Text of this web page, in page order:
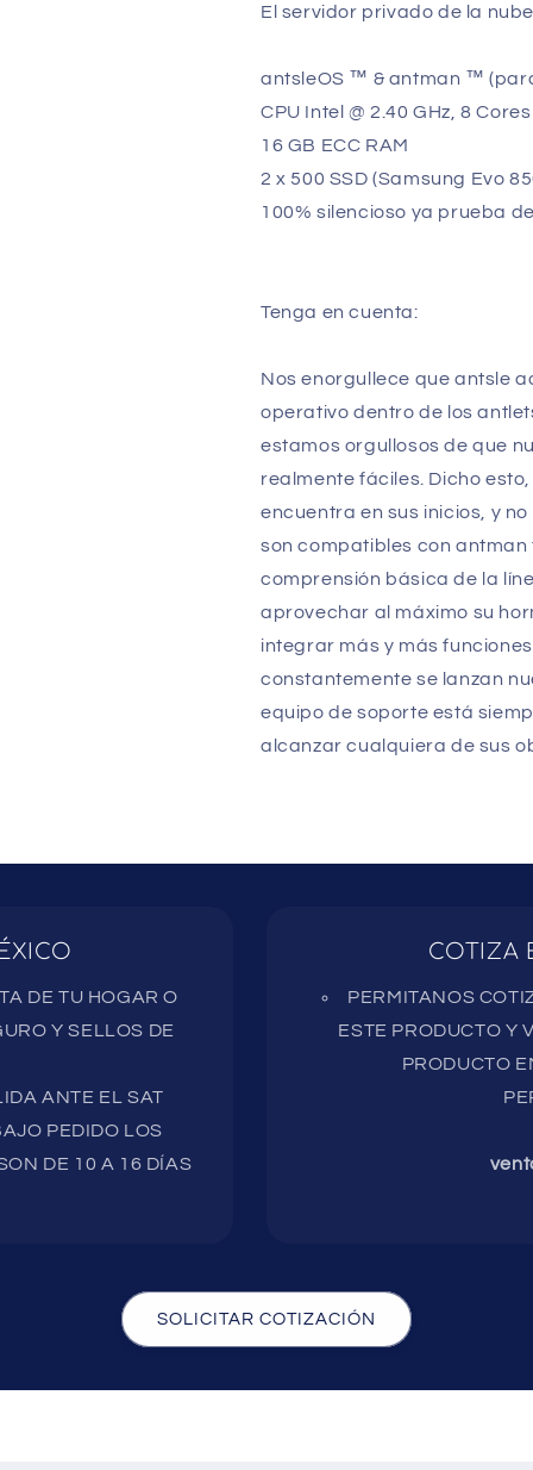
El servidor privado de la
antsleOS ™ & antman ™
CPU Intel @ 2.40 GHz, 8
16 GB ECC RAM
2 x 500 SSD (Samsung Evo
100% silencioso ya prueba
Tenga en cuenta:
Nos enorgullece que antsle
operativo dentro de los
estamos orgullosos de que
realmente fáciles. Dicho
encuentra en sus inicios, y
son compatibles con
comprensión básica de la
aprovechar al máximo su
integrar más y más
constantemente se lanzan
equipo de soporte está
alcanzar cualquiera de sus
DE TU HOGAR O
Y SELLOS DE
ANTE EL SAT
PEDIDO LOS
DE 10 A 16 DÍAS
COTIZA
PERMITANOS
ESTE PRODUCTO Y
PRODUCTO
SOLICITAR COTIZACIÓN